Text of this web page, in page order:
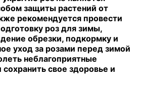
защиты растений от
рекомендуется провести
роз для зимы,
обрезки, подкормку и
уход за розами перед зимой
неблагоприятные
свое здоровье и